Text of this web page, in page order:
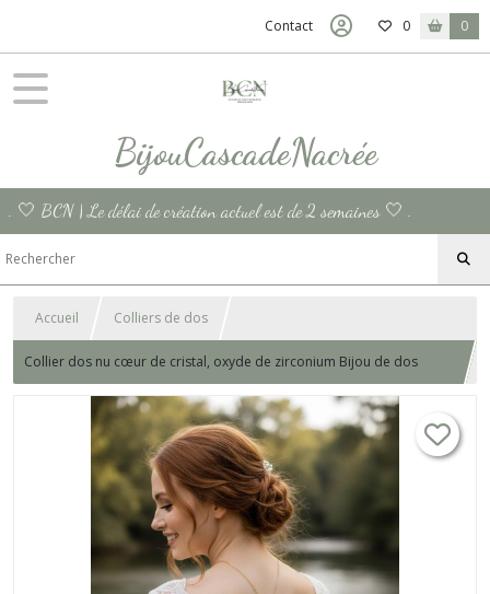
Contact 0 0
BijouCascadeNacrée
. 🤍 BCN | Le délai de création actuel est de 2 semaines 🤍 .
Accueil Colliers de dos
Collier dos nu cœur de cristal, oxyde de zirconium Bijou de dos
mariage, acier inoxydable fait main cadeau cœur France